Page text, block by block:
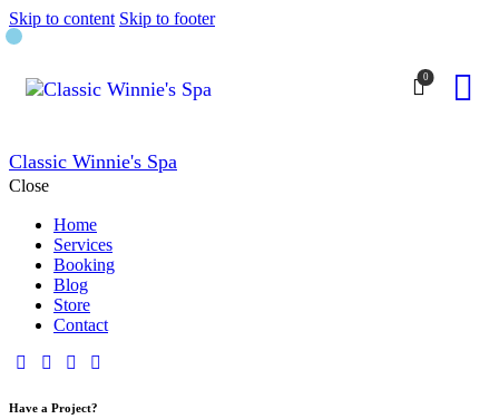
Skip to content Skip to footer
0
Classic Winnie's Spa
Close
Home
Services
Booking
Blog
Store
Contact
Have a Project?